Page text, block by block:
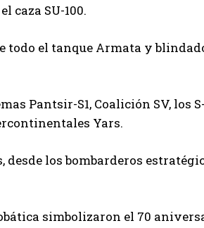
caza SU-100.
todo el tanque Armata y
Pantsir-S1, Coalición SV, los
Yars.
los bombarderos
simbolizaron el 70